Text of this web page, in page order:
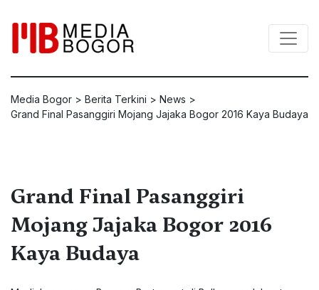
Media Bogor > Berita Terkini > News >
Grand Final Pasanggiri Mojang Jajaka Bogor 2016 Kaya Budaya
Grand Final Pasanggiri
Mojang Jajaka Bogor 2016
Kaya Budaya